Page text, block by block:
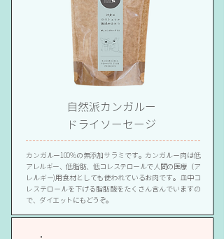
自然派カンガルー
​ドライソーセージ
カンガルー100%の無添加サラミです。カンガルー肉は低
アレルギー、低脂肪、低コレステロールで人間の医療（ア
レルギー)用食材としても使われているお肉です。血中コ
レステロールを下げる脂肪酸をたくさん含んでいますの
で、ダイエットにもどうぞ。